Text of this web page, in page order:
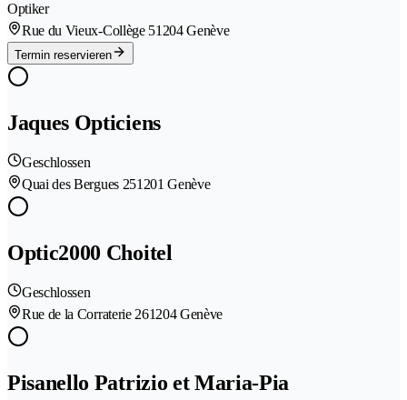
Optiker
Rue du Vieux-Collège 51204 Genève
Termin reservieren
Jaques Opticiens
Geschlossen
Quai des Bergues 251201 Genève
Optic2000 Choitel
Geschlossen
Rue de la Corraterie 261204 Genève
Pisanello Patrizio et Maria-Pia